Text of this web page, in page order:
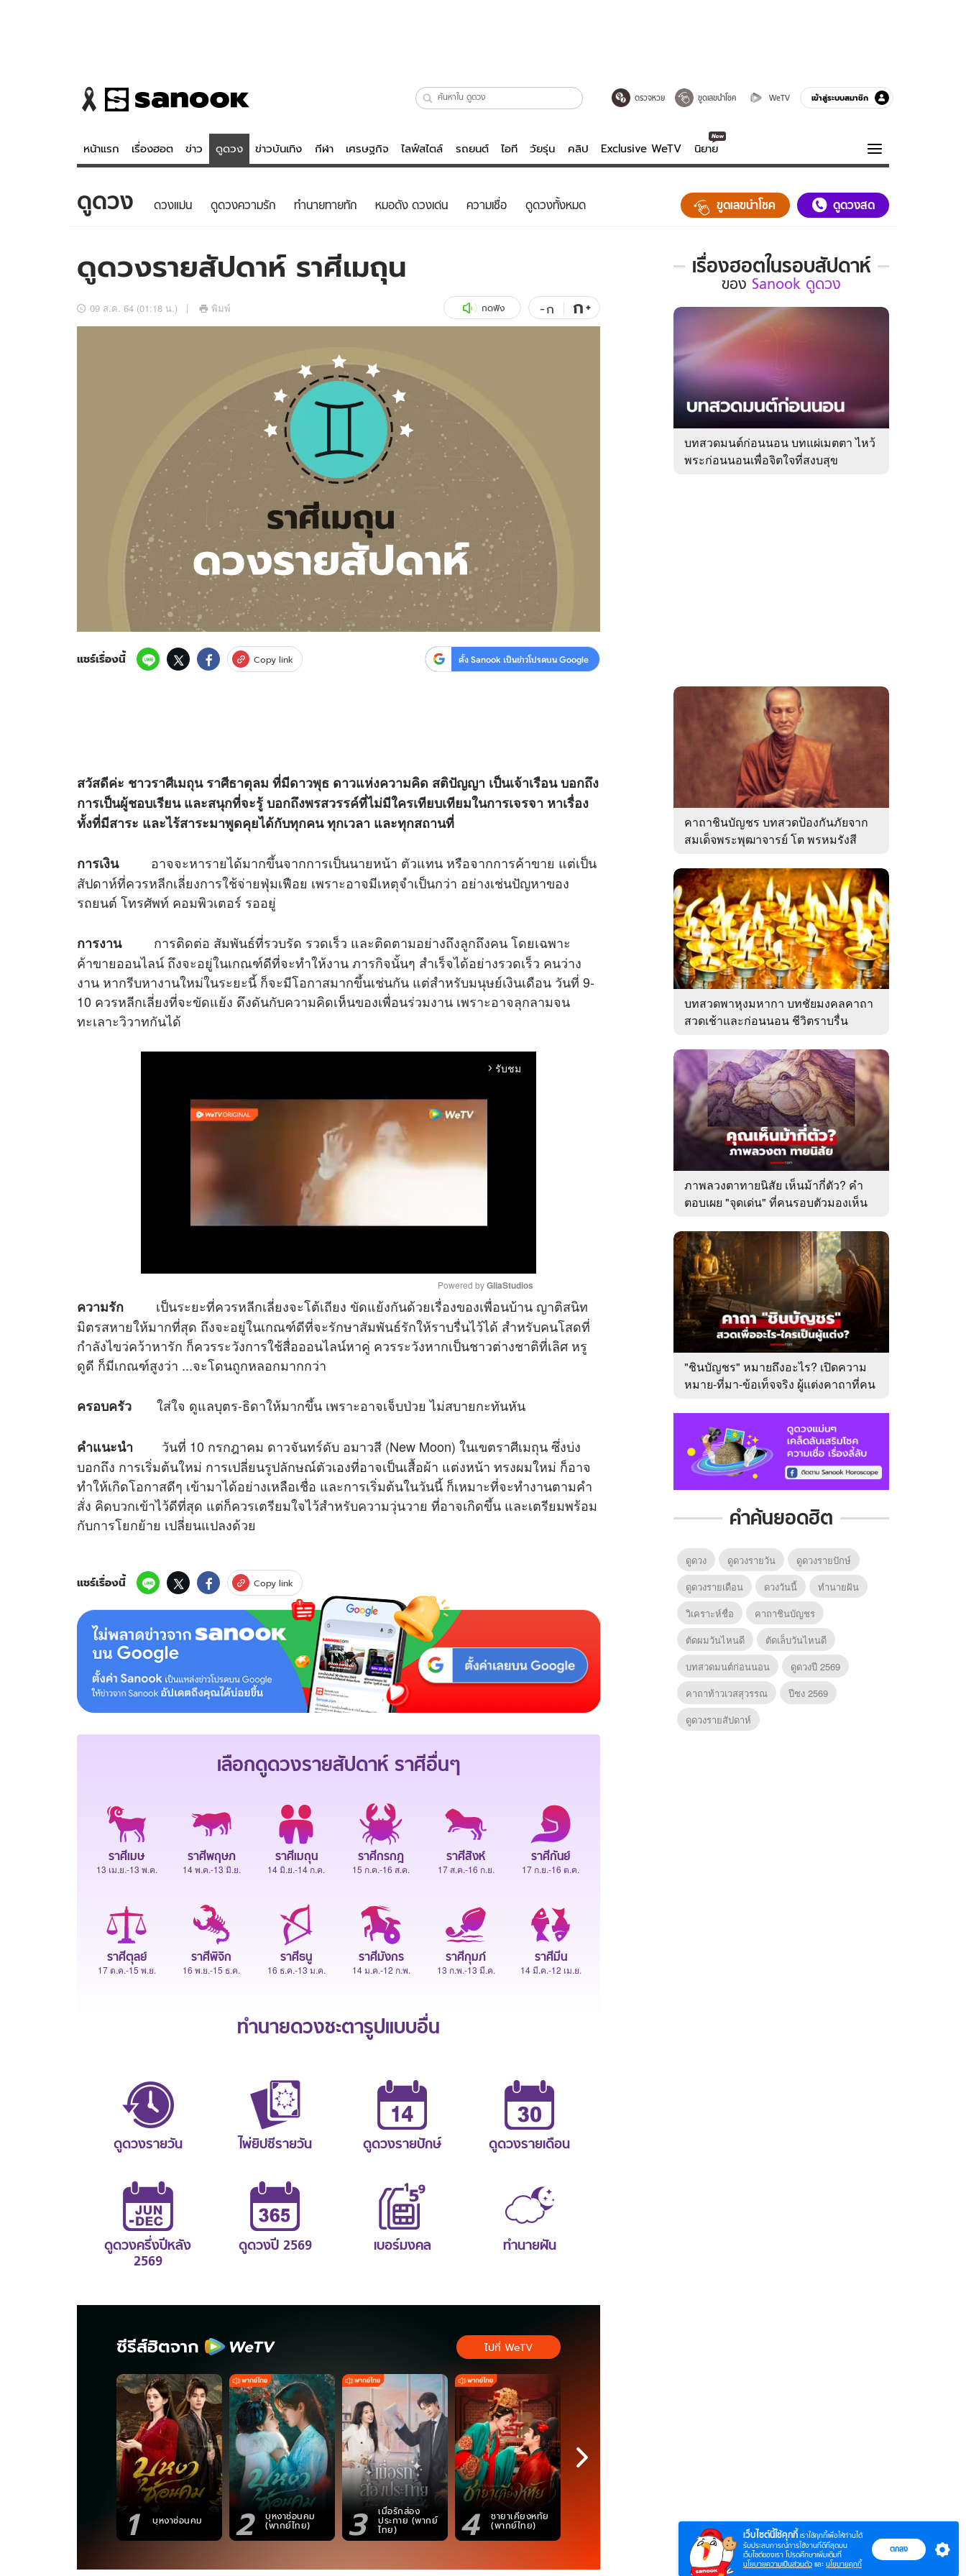
ตรวจหวย ขูดเลขนำโชค WeTV เข้าสู่ระบบสมาชิก
หน้าแรก เรื่องฮอต ข่าว ดูดวง ข่าวบันเทิง กีฬา เศรษฐกิจ ไลฟ์สไตล์ รถยนต์ ไอที วัยรุ่น คลิป Exclusive WeTV นิยาย
ข่าว
ข่าวบันเทิง
ดูดวง - ตรวจหวย
สถิติหวยไทย
ไลฟ์สไตล์
รถยนต์
Tasteful Thailand
Sanook Choice
คลิป
พอดแคสต์
ความรู้รอบตัว
ฮาวทู
ดาวน์โหลดสนุกแอปฟรี ติดตามสนุกโซเชียลได้ที่
สงวนลิขสิทธิ์ © 2569 บริษัท อิมเมจ ฟิวเจอร์ (ประเทศไทย) จำกัด
ดูดวง ดวงแม่น ดูดวงความรัก ทํานายทายทัก หมอดัง ดวงเด่น ความเชื่อ ดูดวงทั้งหมด ขูดเลขนำโชค ดูดวงสด
ดูดวงรายสัปดาห์ ราศีเมถุน
09 ส.ค. 64 (01:18 น.) พิมพ์ กดฟัง -ก ก+
แชร์เรื่องนี้ Copy link ตั้ง Sanook เป็นข่าวโปรดบน Google
สวัสดีค่ะ ชาวราศีเมถุน ราศีธาตุลม ที่มีดาวพุธ ดาวแห่งความคิด สติปัญญา เป็นเจ้าเรือน บอกถึง
การเป็นผู้ชอบเรียน และสนุกที่จะรู้ บอกถึงพรสวรรค์ที่ไม่มีใครเทียบเทียมในการเจรจา หาเรื่อง
ทั้งที่มีสาระ และไร้สาระมาพูดคุยได้กับทุกคน ทุกเวลา และทุกสถานที่
การเงินอาจจะหารายได้มากขึ้นจากการเป็นนายหน้า ตัวแทน หรือจากการค้าขาย แต่เป็น
สัปดาห์ที่ควรหลีกเลี่ยงการใช้จ่ายฟุ่มเฟือย เพราะอาจมีเหตุจำเป็นกว่า อย่างเช่นปัญหาของ
รถยนต์ โทรศัพท์ คอมพิวเตอร์ รออยู่
การงานการติดต่อ สัมพันธ์ที่รวบรัด รวดเร็ว และติดตามอย่างถึงลูกถึงคน โดยเฉพาะ
ค้าขายออนไลน์ ถึงจะอยู่ในเกณฑ์ดีที่จะทำให้งาน ภารกิจนั้นๆ สำเร็จได้อย่างรวดเร็ว คนว่าง
งาน หากรีบหางานใหม่ในระยะนี้ ก็จะมีโอกาสมากขึ้นเช่นกัน แต่สำหรับมนุษย์เงินเดือน วันที่ 9-
10 ควรหลีกเลี่ยงที่จะขัดแย้ง ดึงดันกับความคิดเห็นของเพื่อนร่วมงาน เพราะอาจลุกลามจน
ทะเลาะวิวาทกันได้
arrow_forward_ios รับชม
M
u
Powered by GliaStudios
ความรัก เป็นระยะที่ควรหลีกเลี่ยงจะโต้เถียง ขัดแย้งกันด้วยเรื่องของเพื่อนบ้าน ญาติสนิท
มิตรสหายให้มากที่สุด ถึงจะอยู่ในเกณฑ์ดีที่จะรักษาสัมพันธ์รักให้ราบรื่นไว้ได้ สำหรับคนโสดที่
กำลังไขว่คว้าหารัก ก็ควรระวังการใช้สื่อออนไลน์หาคู่ ควรระวังหากเป็นชาวต่างชาติที่เลิศ หรู
ดูดี ก็มีเกณฑ์สูงว่า ...จะโดนถูกหลอกมากกว่า
ครอบครัว ใส่ใจ ดูแลบุตร-ธิดาให้มากขึ้น เพราะอาจเจ็บป่วย ไม่สบายกะทันหัน
คำแนะนำ วันที่ 10 กรกฎาคม ดาวจันทร์ดับ อมาวสี (New Moon) ในเขตราศีเมถุน ซึ่งบ่ง
บอกถึง การเริ่มต้นใหม่ การเปลี่ยนรูปลักษณ์ตัวเองที่อาจเป็นเสื้อผ้า แต่งหน้า ทรงผมใหม่ ก็อาจ
ทำให้เกิดโอกาสดีๆ เข้ามาได้อย่างเหลือเชื่อ และการเริ่มต้นในวันนี้ ก็เหมาะที่จะทำงานตามคำ
สั่ง คิดบวกเข้าไว้ดีที่สุด แต่ก็ควรเตรียมใจไว้สำหรับความวุ่นวาย ที่อาจเกิดขึ้น และเตรียมพร้อม
กับการโยกย้าย เปลี่ยนแปลงด้วย
แชร์เรื่องนี้ Copy link
เลือกดูดวงรายสัปดาห์ราศีอื่นๆ
ราศีเมษ
13 เม.ย.-13 พ.ค.
ราศีพฤษภ
14 พ.ค.-13 มิ.ย.
ราศีเมถุน
14 มิ.ย.-14 ก.ค.
ราศีกรกฎ
15 ก.ค.-16 ส.ค.
ราศีสิงห์
17 ส.ค.-16 ก.ย.
ราศีกันย์
17 ก.ย.-16 ต.ค.
ราศีตุลย์
17 ต.ค.-15 พ.ย.
ราศีพิจิก
16 พ.ย.-15 ธ.ค.
ราศีธนู
16 ธ.ค.-13 ม.ค.
ราศีมังกร
14 ม.ค.-12 ก.พ.
ราศีกุมภ์
13 ก.พ.-13 มี.ค.
ราศีมีน
14 มี.ค.-12 เม.ย.
ทำนายดวงชะตารูปแบบอื่น
ดูดวงรายวัน ไพ่ยิปซีรายวัน ดูดวงรายปักษ์ ดูดวงรายเดือน
ดูดวงครึ่งปีหลัง
2569
ดูดวงปี 2569 เบอร์มงคล ทำนายฝัน
ซีรีส์ฮิตจาก
1 บุหงาซ่อนคม 2 บุหงาซ่อนคม
(พากย์ไทย) 3 เมื่อรักส่อง
ประกาย (พากย์
ไทย) 4 ชายาเคียงหทัย
(พากย์ไทย) 5 6 พบเธอ 7 พบเธอ (พากย์
ไทย) 8 แบบ
ไปที่ WeTV
เรื่องฮอตในรอบสัปดาห์
เรื่อง
ใน
รอบ
ของ
Sanook
ดูด
ของ Sanook ดูดวง
บทสวดมนต์ก่อนนอน บทแผ่เมตตา ไหว้
พระก่อนนอนเพื่อจิตใจที่สงบสุข
คาถาชินบัญชร บทสวดป้องกันภัยจาก
สมเด็จพระพุฒาจารย์ โต พรหมรังสี
บทสวดพาหุงมหากา บทชัยมงคลคาถา
สวดเช้าและก่อนนอน ชีวิตราบรื่น
ภาพลวงตาทายนิสัย เห็นม้ากี่ตัว? คำ
ตอบเผย "จุดเด่น" ที่คนรอบตัวมองเห็น
"ชินบัญชร" หมายถึงอะไร? เปิดความ
หมาย-ที่มา-ข้อเท็จจริง ผู้แต่งคาถาที่คน
คำค้นยอดฮิต
ดูดวง ดูดวงรายวัน
ดูดวงรายปักษ์
ดูดวงรายเดือน
ดวงวันนี้
ทํานายฝัน
วิเคราะห์ชื่อ
คาถาชินบัญชร
ตัดผมวันไหนดี
ตัดเล็บวันไหนดี
บทสวดมนต์ก่อนนอน
ดูดวงปี 2569
คาถาท้าวเวสสุวรรณ
ปีชง 2569
ดูดวงรายสัปดาห์
เว็บไซต์นี้ใช้คุกกี้ เราใช้คุกกี้เพื่อให้ท่านได้
รับประสบการณ์การใช้งานที่ดีที่สุดบน
เว็บไซต์ของเรา โปรดศึกษาเพิ่มเติมที่
นโยบายความเป็นส่วนตัว และ นโยบายคุกกี้
ตกลง